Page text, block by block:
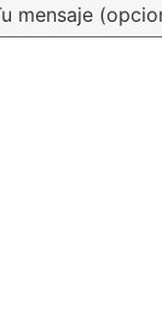
mensaje